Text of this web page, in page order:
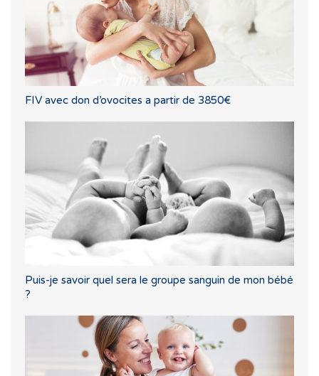
FIV avec don d’ovocites a partir de 3850€
Puis-je savoir quel sera le groupe sanguin de mon bébé
?